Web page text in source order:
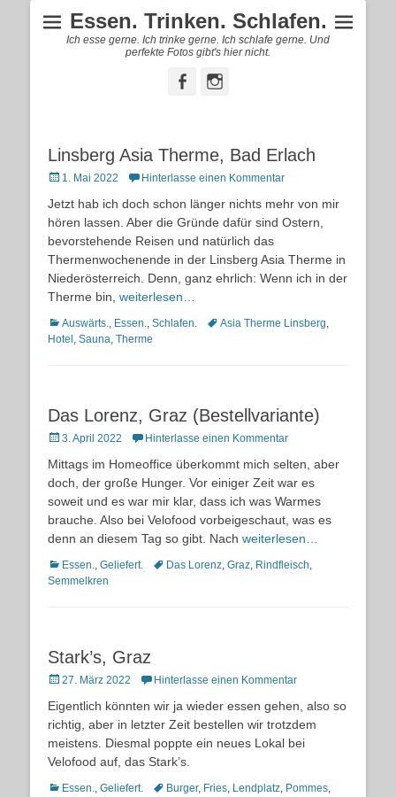
Essen. Trinken. Schlafen.
Ich esse gerne. Ich trinke gerne. Ich schlafe gerne. Und
perfekte Fotos gibt's hier nicht.
FacebookInstagram
Linsberg Asia Therme, Bad Erlach
Posted
1. Mai 2022 Hinterlasse einen Kommentar
Jetzt hab ich doch schon länger nichts mehr von mir
hören lassen. Aber die Gründe dafür sind Ostern,
bevorstehende Reisen und natürlich das
Thermenwochenende in der Linsberg Asia Therme in
Niederösterreich. Denn, ganz ehrlich: Wenn ich in der
Therme bin, weiterlesen…
Kategorien
Auswärts., Essen., Schlafen. Schlagworte
Asia Therme Linsberg,
Hotel , Sauna, Therme
Das Lorenz, Graz (Bestellvariante)
Posted
3. April 2022 Hinterlasse einen Kommentar
Mittags im Homeoffice überkommt mich selten, aber
doch, der große Hunger. Vor einiger Zeit war es
soweit und es war mir klar, dass ich was Warmes
brauche. Also bei Velofood vorbeigeschaut, was es
denn an diesem Tag so gibt. Nach weiterlesen…
Kategorien
Essen., Geliefert. Schlagworte
Das Lorenz, Graz, Rindfleisch,
Semmelkren
Stark’s, Graz
Posted27. März 2022 Hinterlasse einen Kommentar
Eigentlich könnten wir ja wieder essen gehen, also so
richtig, aber in letzter Zeit bestellen wir trotzdem
meistens. Diesmal poppte ein neues Lokal bei
Velofood auf, das Stark’s.
Kategorien
Essen., Geliefert. Schlagworte
Burger, Fries, Lendplatz, Pommes,